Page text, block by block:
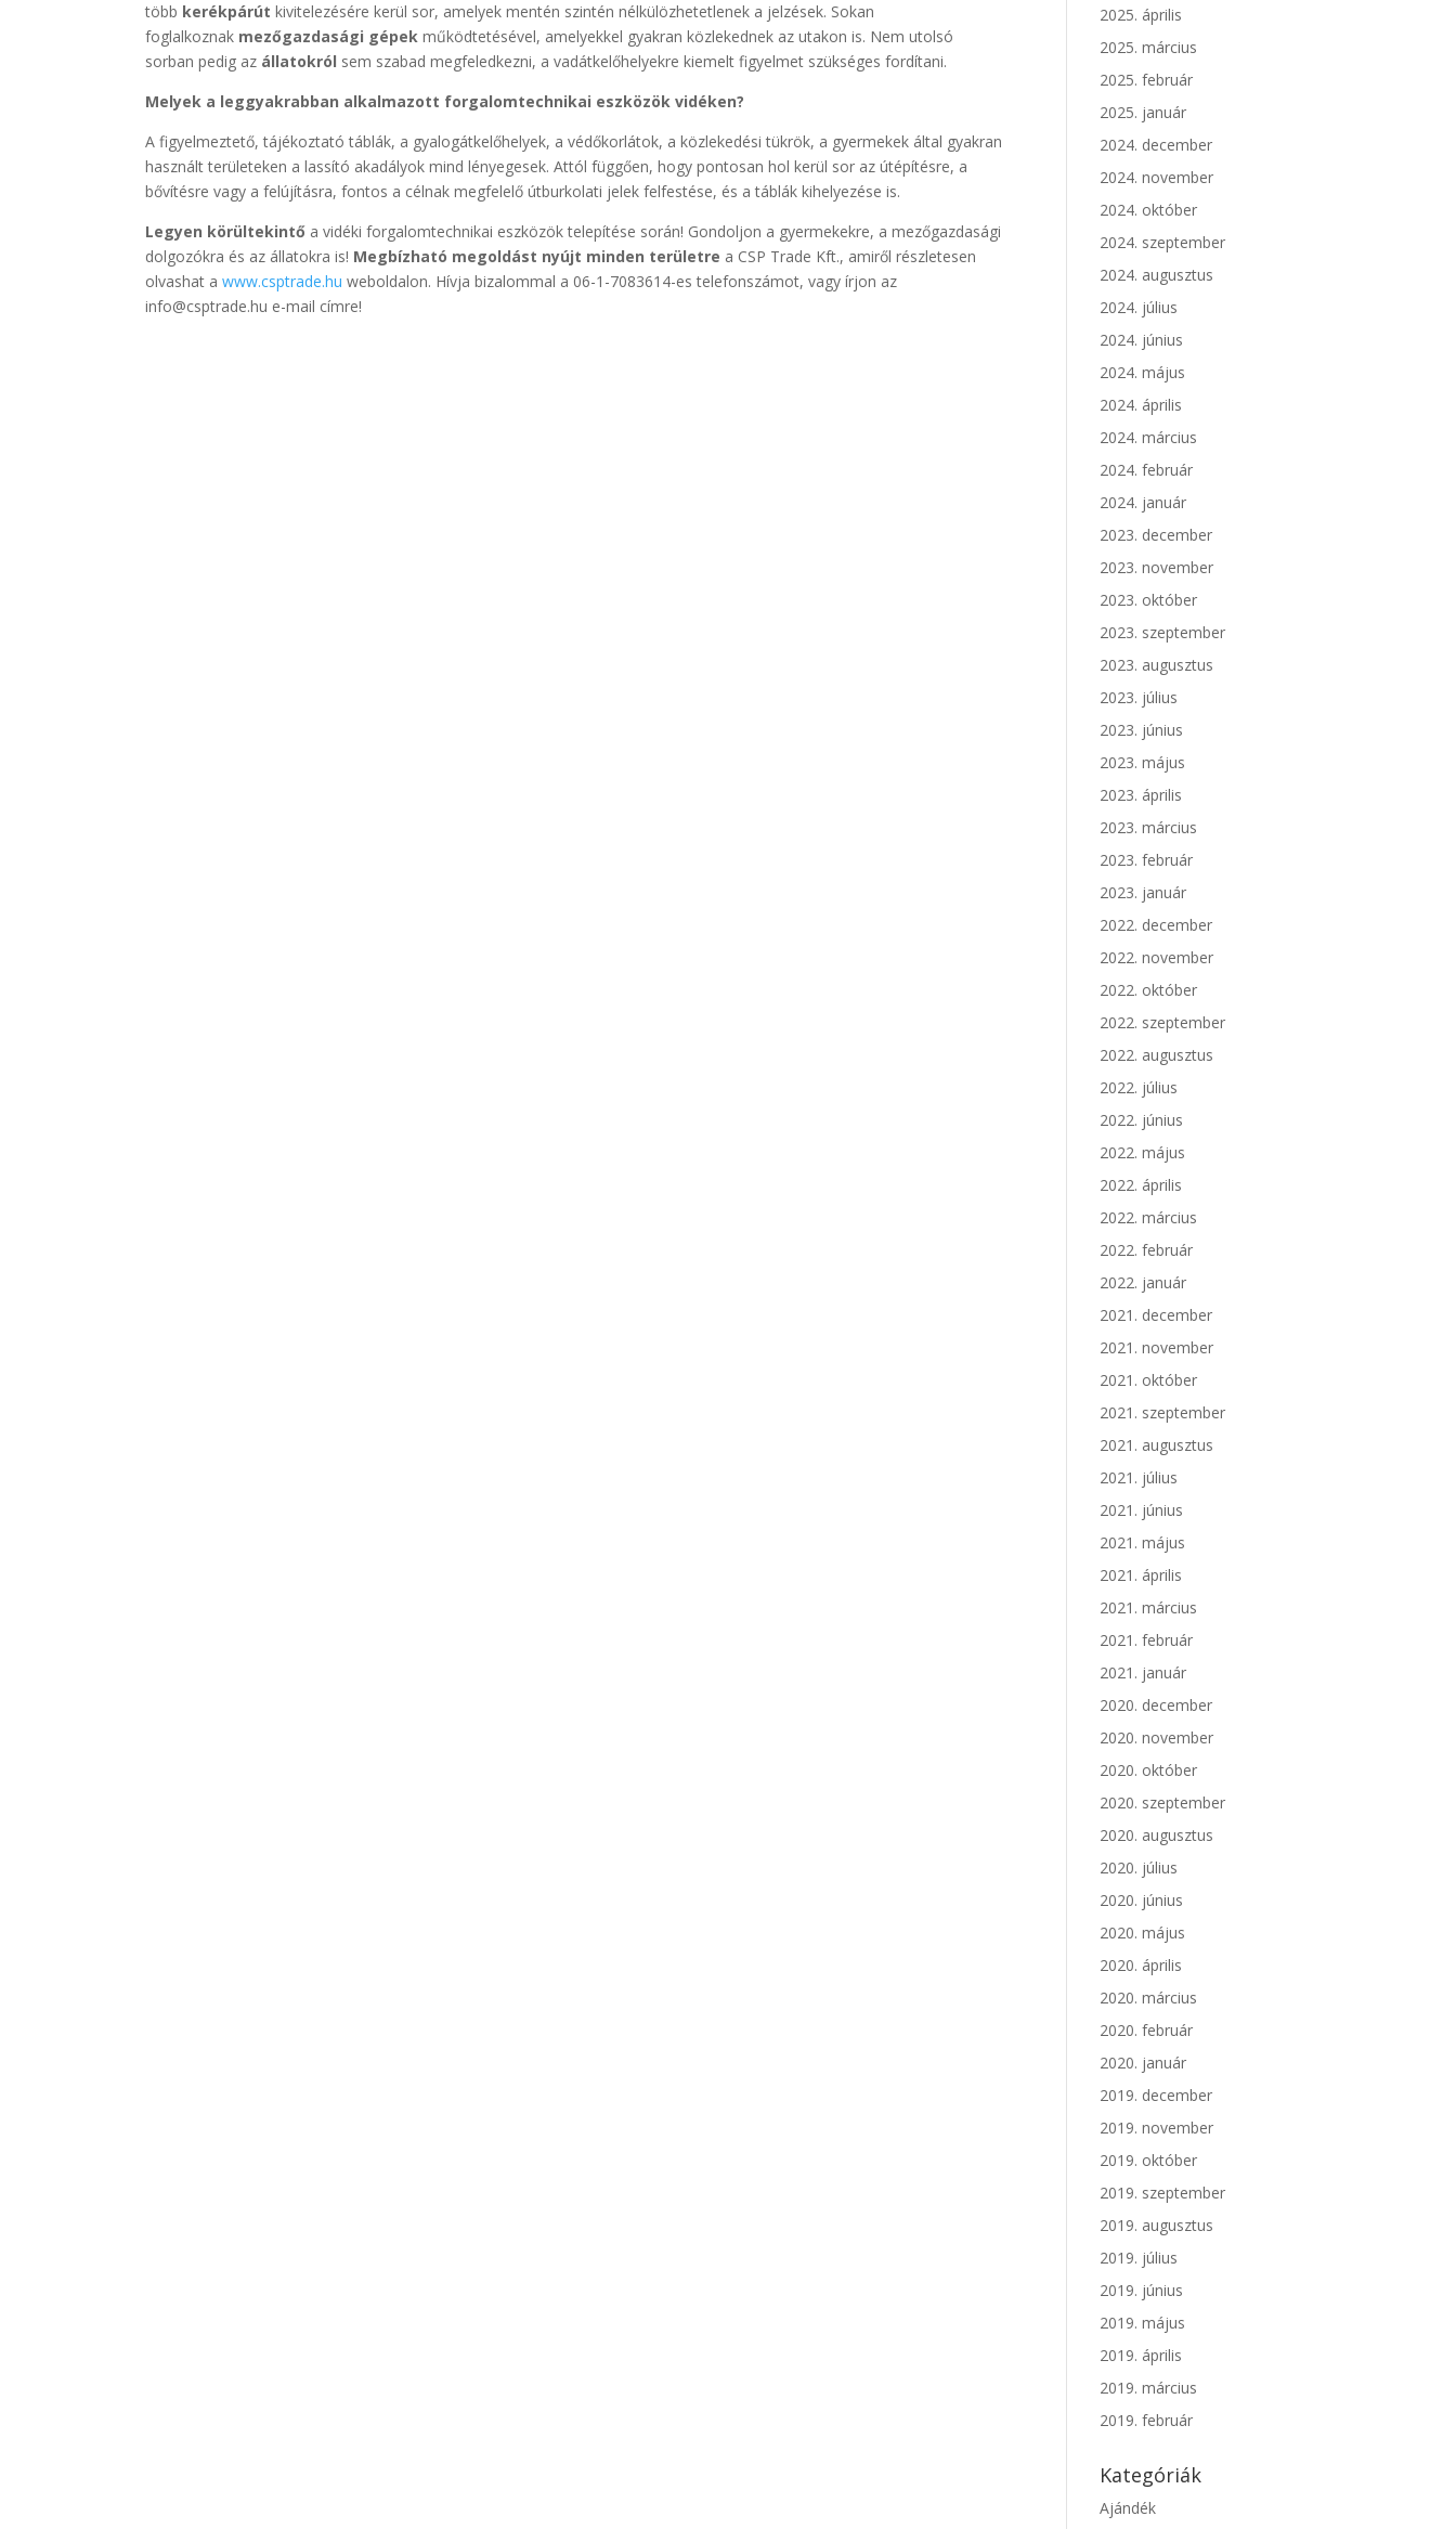
több kerékpárútkivitelezésére kerül sor, amelyek mentén szintén nélkülözhetetlenek a jelzések. Sokan
foglalkoznak mezőgazdasági gépek működtetésével, amelyekkel gyakran közlekednek az utakon is. Nem utolsó
sorban pedig az állatokról sem szabad megfeledkezni, a vadátkelőhelyekre kiemelt figyelmet szükséges fordítani.
Melyek a leggyakrabban alkalmazott forgalomtechnikai eszközök vidéken?
A figyelmeztető, tájékoztató táblák, a gyalogátkelőhelyek, a védőkorlátok, a közlekedési tükrök, a gyermekek által gyakran
használt területeken a lassító akadályok mind lényegesek. Attól függően, hogy pontosan hol kerül sor az útépítésre, a
bővítésre vagy a felújításra, fontos a célnak megfelelő útburkolati jelek felfestése, és a táblák kihelyezése is.
Legyen körültekintő a vidéki forgalomtechnikai eszközök telepítése során! Gondoljon a gyermekekre, a mezőgazdasági
dolgozókra és az állatokra is! Megbízható megoldást nyújt minden területre a CSP Trade Kft., amiről részletesen
olvashat awww.csptrade.hu weboldalon. Hívja bizalommal a 06-1-7083614-es telefonszámot, vagy írjon az
info@csptrade.hu e-mail címre!
2025. április
2025. március
2025. február
2025. január
2024. december
2024. november
2024. október
2024. szeptember
2024. augusztus
2024. július
2024. június
2024. május
2024. április
2024. március
2024. február
2024. január
2023. december
2023. november
2023. október
2023. szeptember
2023. augusztus
2023. július
2023. június
2023. május
2023. április
2023. március
2023. február
2023. január
2022. december
2022. november
2022. október
2022. szeptember
2022. augusztus
2022. július
2022. június
2022. május
2022. április
2022. március
2022. február
2022. január
2021. december
2021. november
2021. október
2021. szeptember
2021. augusztus
2021. július
2021. június
2021. május
2021. április
2021. március
2021. február
2021. január
2020. december
2020. november
2020. október
2020. szeptember
2020. augusztus
2020. július
2020. június
2020. május
2020. április
2020. március
2020. február
2020. január
2019. december
2019. november
2019. október
2019. szeptember
2019. augusztus
2019. július
2019. június
2019. május
2019. április
2019. március
2019. február
Kategóriák
Ajándék